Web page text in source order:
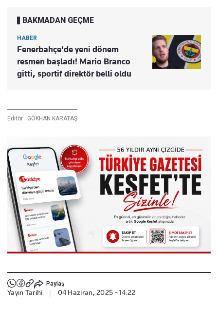
BAKMADAN GEÇME
HABER
Fenerbahçe'de yeni dönem
resmen başladı! Mario Branco
gitti, sportif direktör belli oldu
Editör : GÖKHAN KARATAŞ
Paylaş
Yayın Tarihi 04 Haziran, 2025 - 14:22